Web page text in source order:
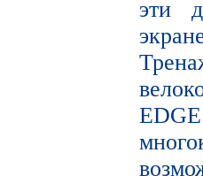
эти